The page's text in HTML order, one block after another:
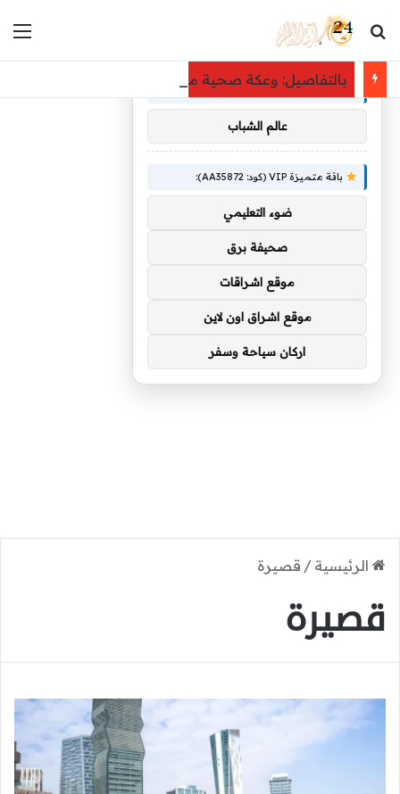
بحث عن
بالتفاصيل: وعكة صحية مفاجئة تُدخل منة شلبي غرفة
الرئيسية / قصيرة
قصيرة
توصيات :
باقة متميزة VIP (كود: AA86842):
عالم الشباب
باقة متميزة VIP (كود: AA35872):
ضوء التعليمي
صحيفة برق
موقع اشراقات
موقع اشراق اون لاين
اركان سياحة وسفر